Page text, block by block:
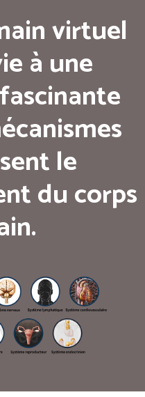
virtuel
à une
le
du corps